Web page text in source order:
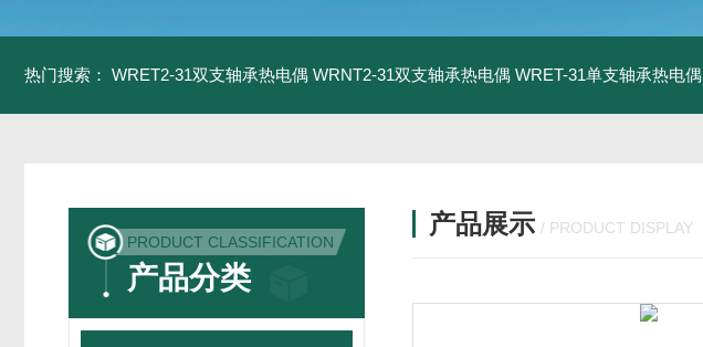
热门搜索： WRET2-31双支轴承热电偶 WRNT2-31双支轴承热电偶 WRET-31单支轴承热电偶
PRODUCT CLASSIFICATION
产品分类
产品展示 / PRODUCT DISPLAY